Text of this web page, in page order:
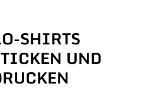
SHIRTS
UND